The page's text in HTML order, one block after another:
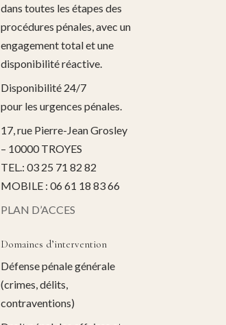
dans toutes les étapes des
procédures pénales, avec un
engagement total et une
disponibilité réactive.
Disponibilité 24/7
pour les urgences pénales.
17, rue Pierre-Jean Grosley
– 10000 TROYES
TEL.: 03 25 71 82 82
MOBILE : 06 61 18 83 66
PLAN D’ACCES
Domaines d’intervention
Défense pénale générale
(crimes, délits,
contraventions)